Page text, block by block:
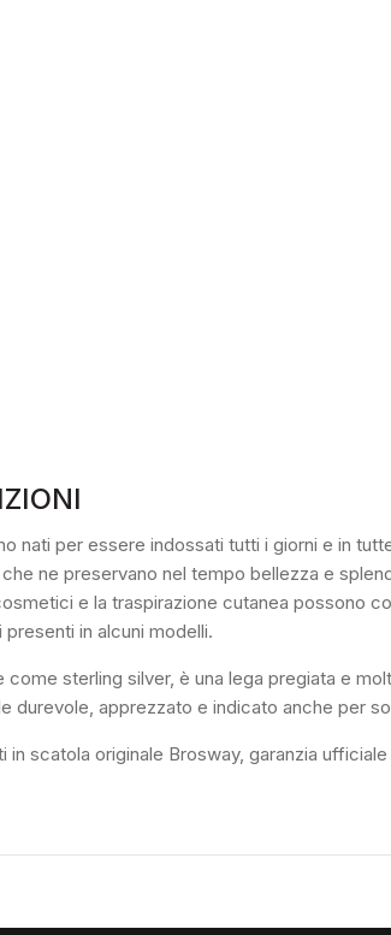
nati per essere indossati tutti i giorni e in
ne preservano nel tempo bellezza e
e la traspirazione cutanea possono
in alcuni modelli.
come sterling silver, è una lega pregiata e
durevole, apprezzato e indicato anche per
in scatola originale Brosway, garanzia